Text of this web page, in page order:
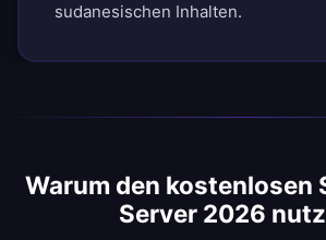
sudanesischen Inhalten.
Warum den kostenlosen
Server 2026